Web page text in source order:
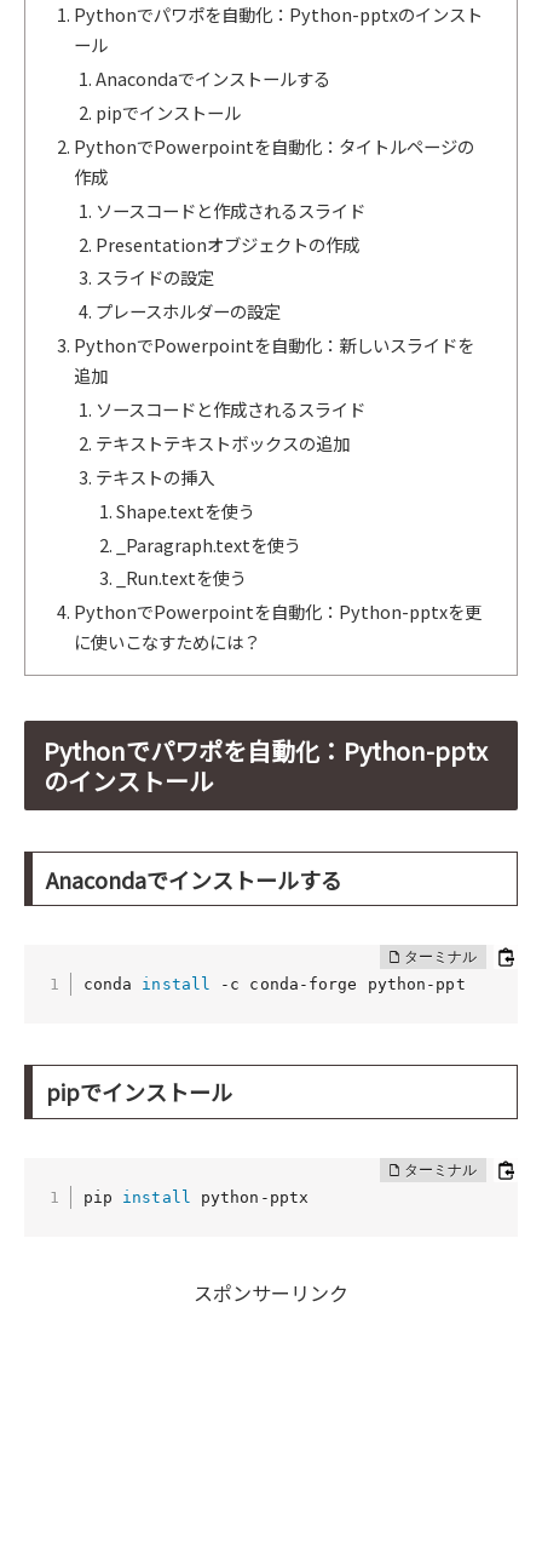
Pythonでパワポを自動化：Python-pptxのインスト
ール
Anacondaでインストールする
pipでインストール
PythonでPowerpointを自動化：タイトルページの
作成
ソースコードと作成されるスライド
Presentationオブジェクトの作成
スライドの設定
プレースホルダーの設定
PythonでPowerpointを自動化：新しいスライドを
追加
ソースコードと作成されるスライド
テキストテキストボックスの追加
テキストの挿入
Shape.textを使う
_Paragraph.textを使う
_Run.textを使う
PythonでPowerpointを自動化：Python-pptxを更
に使いこなすためには？
Pythonでパワポを自動化：Python-pptx
のインストール
Anacondaでインストールする
conda install -c conda-forge python-ppt
pipでインストール
pip install python-pptx
スポンサーリンク